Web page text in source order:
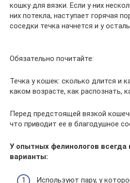
кошку для вязки. Если у них
них потекла, наступает горячая
соседки течка начнется и у
Обязательно почитайте:
Течка у кошек: сколько длится и
каком возрасте, как распознать,
Перед предстоящей вязкой
что приводит ее в благодушное
У опытных фелинологов всегда
варианты:
Используют пару, у